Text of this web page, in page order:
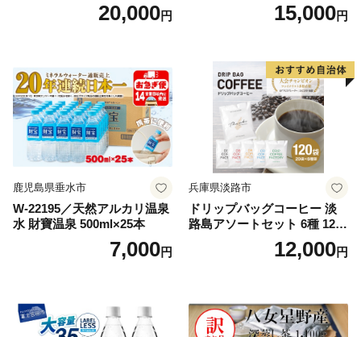
20,000円 15,000円
鹿児島県垂水市
W-22195／天然アルカリ温泉
水 財寶温泉 500ml×25本
7,000円
兵庫県淡路市
ドリップバッグコーヒー 淡
路島アソートセット 6種 120
袋 飲み比べ コーヒー
12,000円